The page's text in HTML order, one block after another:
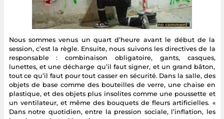
Nous sommes venus un quart d’heure avant le début de la
session, c’est la règle. Ensuite, nous suivons les directives de la
responsable : combinaison obligatoire, gants, casques,
lunettes, et une décharge qu’il faut signer, et un grand bâton,
tout ce qu’il faut pour tout casser en sécurité. Dans la salle, des
objets de base comme des bouteilles de verre, une chaise en
plastique, et des objets plus insolites comme une poussette et
un ventilateur, et même des bouquets de fleurs artificielles. «
Dans notre quotidien, entre la pression sociale, l’inflation, les